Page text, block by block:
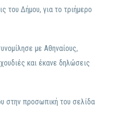
του Δήμου, για το τριήμερο
με Αθηναίους,
και έκανε δηλώσεις
στην προσωπική του σελίδα